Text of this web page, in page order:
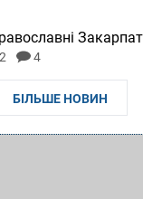
4
БІЛЬШЕ НОВИН